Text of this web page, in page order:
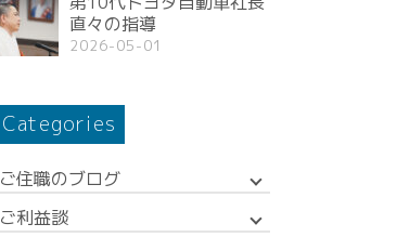
直々の指導
2026-05-01
Categories
ご住職のブログ
ご利益談